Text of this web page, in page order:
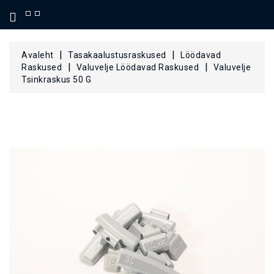
KATEGOORIA
Avaleht Tasakaalustusraskused
Löödavad
Raskused
Valuvelje Löödavad Raskused
Valuvelje
Tsinkraskus 50 G